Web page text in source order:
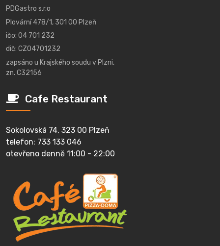
PDGastro s.r.o
Plovární 478/1, 301 00 Plzeň
ičo: 04 701 232
dič: CZ04701232
zapsáno u Krajského soudu v Plzni,
zn. C32156
Cafe Restaurant
Sokolovská 74, 323 00 Plzeň
telefon: 733 133 046
otevřeno denně 11:00 - 22:00